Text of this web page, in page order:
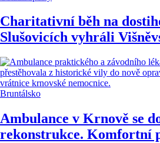
Charitativní běh na
Slušovicích vyhráli
Bruntálsko
Ambulance v Krnově se
rekonstrukce. Komfortní